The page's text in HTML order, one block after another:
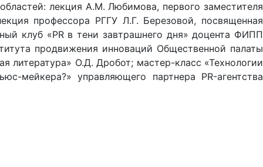
лекция А.М. Любимова, первого заместителя
профессора РГГУ Л.Г. Березовой, посвященная
клуб «PR в тени завтрашнего дня» доцента ФИПП
продвижения инноваций Общественной палаты
литература» О.Д. Дробот; мастер-класс «Технологии
мейкера?» управляющего партнера PR-агентства